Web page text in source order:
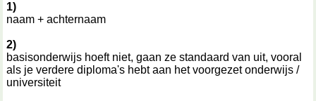
1)
naam + achternaam
2)
basisonderwijs hoeft niet, gaan ze standaard van uit, vooral
als je verdere diploma's hebt aan het voorgezet onderwijs /
universiteit